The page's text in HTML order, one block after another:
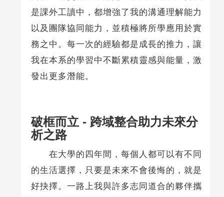
是課外工讀中，都增強了我的溝通理解能力
以及團隊協同能力，並積極將所學應用於實
務之中。每一次的經驗都是成長的推力，讓
我在本系的學習中不斷累積靈感與能量，激
發出更多潛能。
破框而立 - 跨域整合助力未來分
析之路
在大學的四年間，每個人都可以有不同
的生活選擇，只要是未來不會後悔的，就是
好抉擇。一路上我與許多志同道合的夥伴攜